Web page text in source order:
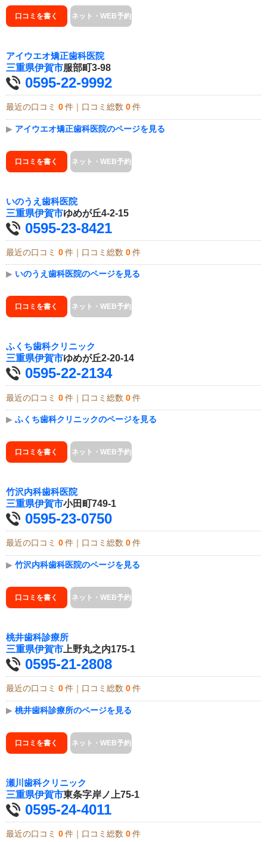
口コミを書く ネット・WEB予約
アイウエオ矯正歯科医院
三重県伊賀市服部町3-98
0595-22-9992
最近の口コミ 0 件｜口コミ総数 0 件
▶ アイウエオ矯正歯科医院のページを見る
口コミを書く ネット・WEB予約
いのうえ歯科医院
三重県伊賀市ゆめが丘4-2-15
0595-23-8421
最近の口コミ 0 件｜口コミ総数 0 件
▶ いのうえ歯科医院のページを見る
口コミを書く ネット・WEB予約
ふくち歯科クリニック
三重県伊賀市ゆめが丘2-20-14
0595-22-2134
最近の口コミ 0 件｜口コミ総数 0 件
▶ ふくち歯科クリニックのページを見る
口コミを書く ネット・WEB予約
竹沢内科歯科医院
三重県伊賀市小田町749-1
0595-23-0750
最近の口コミ 0 件｜口コミ総数 0 件
▶ 竹沢内科歯科医院のページを見る
口コミを書く ネット・WEB予約
桃井歯科診療所
三重県伊賀市 上野丸之内175-1
0595-21-2808
最近の口コミ 0 件｜口コミ総数 0 件
▶ 桃井歯科診療所のページを見る
口コミを書く ネット・WEB予約
瀬川歯科クリニック
三重県伊賀市東条字岸ノ上75-1
0595-24-4011
最近の口コミ 0 件｜口コミ総数 0 件